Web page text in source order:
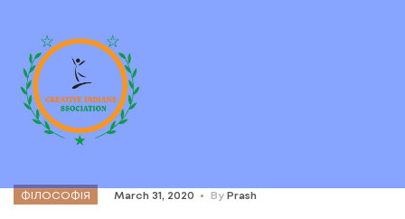
ФІЛОСОФІЯ March 31, 2020 By Prash